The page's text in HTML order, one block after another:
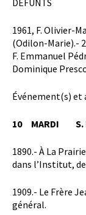
DÉFUNTS
1961, F. Olivier-
(Odilon-Marie).-
F. Emmanuel
Dominique
Événement(s) et
10 MARDI S.
1890.- À La
dans l’Institut,
1909.- Le Frère
général.